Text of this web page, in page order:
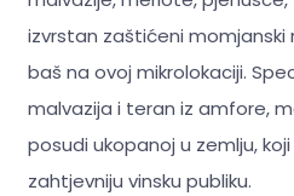
izvrstan zaštićeni
baš na ovoj mikrolokaciji.
malvazija i teran iz amfore,
posudi ukopanoj u zemlju,
zahtjevniju vinsku publiku.